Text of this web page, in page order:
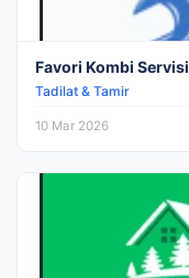
Favori Kombi Servisi
Tadilat & Tamir
10 Mar 2026